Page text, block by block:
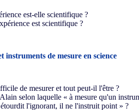
est-elle scientifique ?
est scientifique ?
instruments de mesure en science
de mesurer et tout peut-il l'être ?
selon laquelle « à mesure qu'un
l'ignorant, il ne l'instruit point » ?